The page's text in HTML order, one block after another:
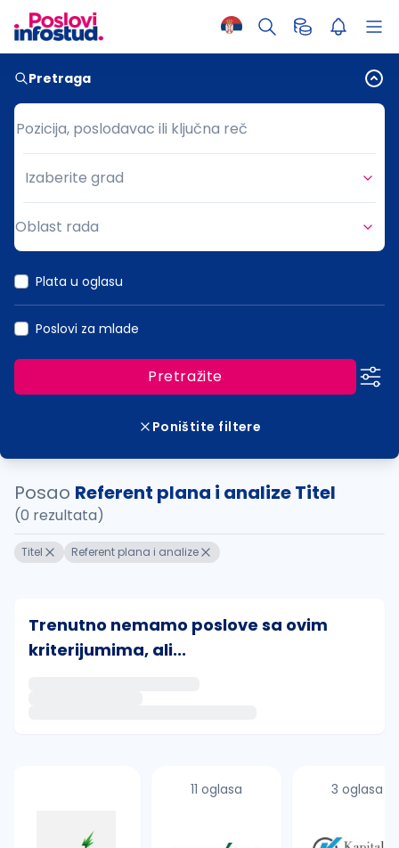
Pretraga
Pozicija, poslodavac ili ključna reč
Pozicija, poslodavac ili ključna reč
Grad
Izaberite grad
Oblast rada
Plata u oglasu
Poslovi za mlade
Pretražite
Poništite filtere
Posao Referent plana i analize Titel
(0 rezultata)
Titel Referent plana i analize
Trenutno nemamo poslove sa ovim
kriterijumima, ali...
Takođe možete da:
11 oglasa 3 oglasa